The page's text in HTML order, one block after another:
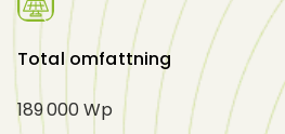
Total omfattning
189 000 Wp